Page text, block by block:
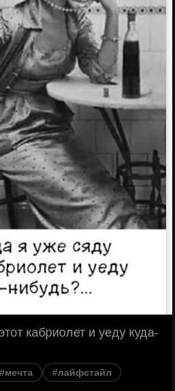
кабриолет и уеду куда-
#мечта #лайфстайл